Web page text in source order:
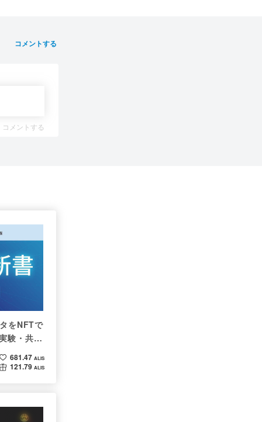
コメントする
コメントする
をNFTで
験・共有
681.47 ALIS
121.79 ALIS